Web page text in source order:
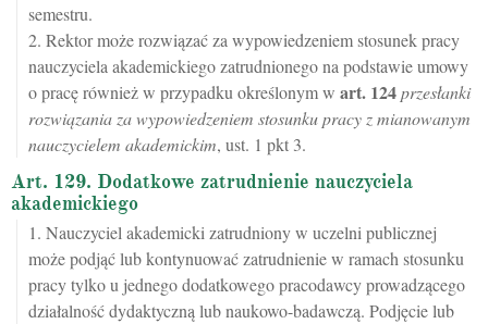
semestru.
2. Rektor może rozwiązać za wypowiedzeniem stosunek pracy
nauczyciela akademickiego zatrudnionego na podstawie umowy
o pracę również w przypadku określonym w art. 124przesłanki
rozwiązania za wypowiedzeniem stosunku pracy z mianowanym
nauczycielem akademickim, ust. 1 pkt 3.
Art. 129. Dodatkowe zatrudnienie nauczyciela
akademickiego
1. Nauczyciel akademicki zatrudniony w uczelni publicznej
może podjąć lub kontynuować zatrudnienie w ramach stosunku
pracy tylko u jednego dodatkowego pracodawcy prowadzącego
działalność dydaktyczną lub naukowo-badawczą. Podjęcie lub